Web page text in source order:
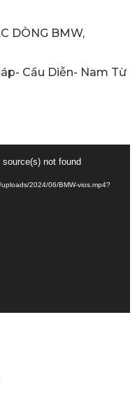
DÒNG BMW,
Cầu Diễn- Nam Từ
not found
2024/06/BMW-vios.mp4?